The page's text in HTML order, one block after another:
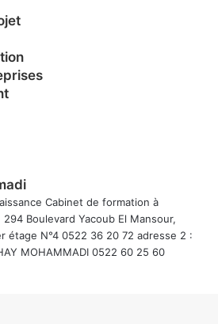
Cabinet de formation à
Boulevard Yacoub El Mansour,
étage N°4 0522 36 20 72 adresse 2 :
MOHAMMADI 0522 60 25 60